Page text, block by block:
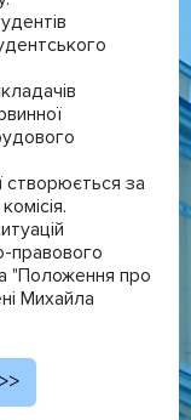
створюється за
правового
"Положення про
Михайла